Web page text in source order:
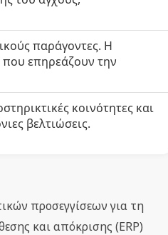
παράγοντες. Η
επηρεάζουν την
κοινότητες και
βελτιώσεις.
προσεγγίσεων για τη
και απόκρισης (ERP)